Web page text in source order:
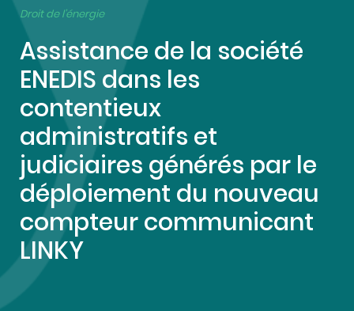
Droit de l’énergie
Assistance de la société
ENEDIS dans les
contentieux
administratifs et
judiciaires générés par le
déploiement du nouveau
compteur communicant
LINKY